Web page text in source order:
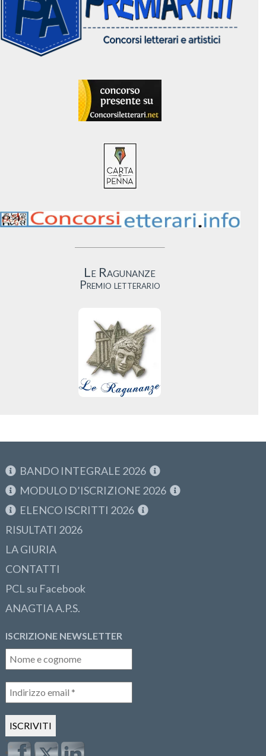
Le Ragunanze
Premio letterario
BANDO INTEGRALE 2026
MODULO D’ISCRIZIONE 2026
ELENCO ISCRITTI 2026
RISULTATI 2026
LA GIURIA
CONTATTI
PCL su Facebook
ANAGTIA A.P.S.
ISCRIZIONE NEWSLETTER